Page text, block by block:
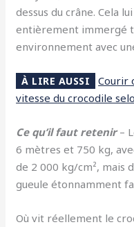
dessus du crâne. Cela
entièrement immergé
environnement avec
À LIRE AUSSI
Courir
vitesse du crocodile
Ce qu’il faut retenir–
6 mètres et 750 kg,
de 2 000 kg/cm², mais
gueule étonnamment
Où vit réellement le